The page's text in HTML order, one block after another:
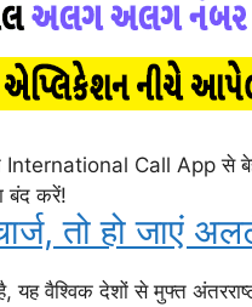
International Call App से
बंद करें!
तो हो जाएं
वैश्विक देशों से मुफ्त